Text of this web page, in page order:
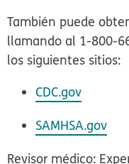
También puede
llamando al 1-800-
los siguientes sitios:
CDC.gov
SAMHSA.gov
Revisor médico: